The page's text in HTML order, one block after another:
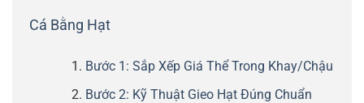
Cá Bằng Hạt
Bước 1: Sắp Xếp Giá Thể Trong Khay/Chậu
Bước 2: Kỹ Thuật Gieo Hạt Đúng Chuẩn